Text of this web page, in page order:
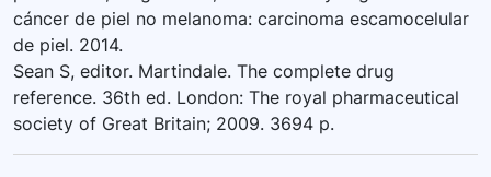
cáncer de piel no melanoma: carcinoma escamocelular
de piel. 2014.
Sean S, editor. Martindale. The complete drug
reference. 36th ed. London: The royal pharmaceutical
society of Great Britain; 2009. 3694 p.